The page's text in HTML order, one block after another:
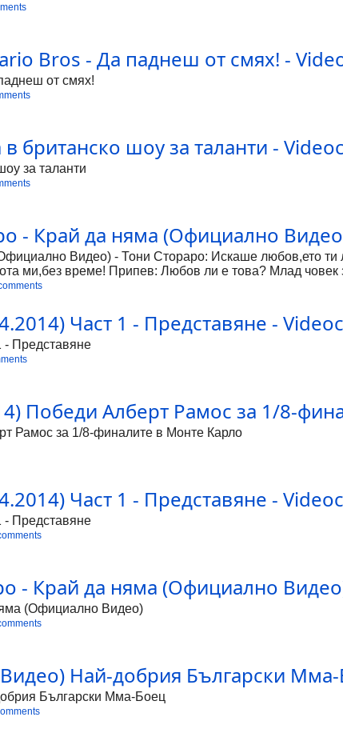
Bros - Да паднеш от смях! -
от смях!
британско шоу за таланти -
за таланти
- Край да няма (Официално
Видео) - Тони Стораро: Искаше любов,ето
ми,без време! Припев: Любов ли е това? Млад
От тръни с теб да вървим! От любов да кървим! Тони
Бога! Припев: Любов ли е това? Млад човек за
От любов да кървим! Тони Стораро: Нова
няма! x2 Категория:
Част 1 - Представяне -
- Представяне
Победи Алберт Рамос за 1/8-
Рамос за 1/8-финалите в Монте Карло
Част 1 - Представяне -
- Представяне
- Край да няма (Официално
(Официално Видео)
Най-добрия Български
Български Мма-Боец